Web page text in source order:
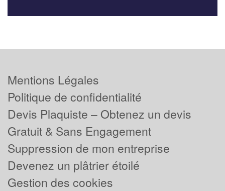
Mentions Légales
Politique de confidentialité
Devis Plaquiste – Obtenez un devis
Gratuit & Sans Engagement
Suppression de mon entreprise
Devenez un plâtrier étoilé
Gestion des cookies